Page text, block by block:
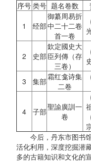
序号类号 题名卷数
1 经部
御纂周易折
中二十二卷
首一卷
2 史部
欽定國史大
臣列傳（存
三卷）
3 集部霜红龛诗集
二卷
4 子部聖諭廣訓一
卷
今后，丹东市图书馆
活化利用，深度挖掘潜
多的古籍知识和文化的